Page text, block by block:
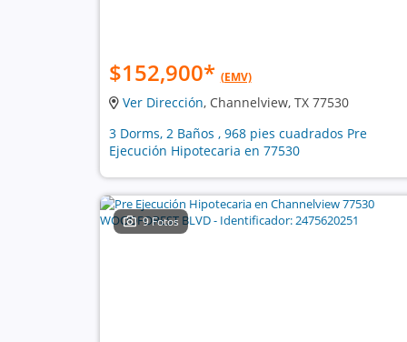
$152,900* (EMV)
Ver Dirección, Channelview, TX 77530
3 Dorms, 2 Baños , 968 pies cuadrados Pre
Ejecución Hipotecaria en 77530
9 Fotos